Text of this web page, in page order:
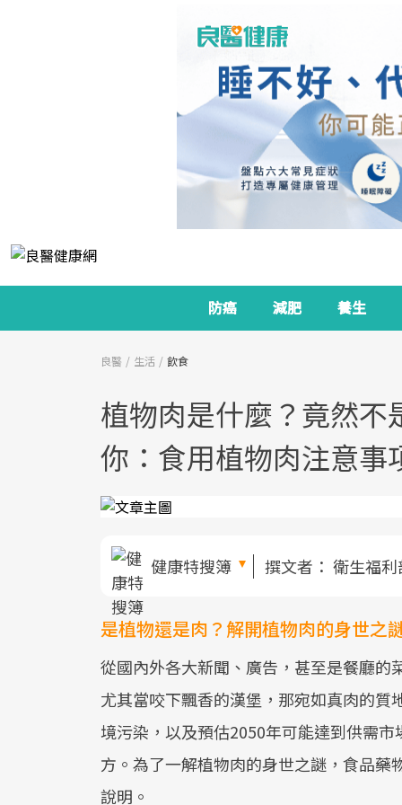
防癌 減肥 養生
良醫 生活 飲食
植物肉是什麼？竟然
你：食用植物肉注意
健康特搜簿 撰文者： 衛生福
是植物還是肉？解開植物肉的身世之
從國內外各大新聞、廣告，甚至是餐廳
尤其當咬下飄香的漢堡，那宛如真肉的
境污染，以及預估2050年可能達到供需
方。為了一解植物肉的身世之謎，食品
說明。